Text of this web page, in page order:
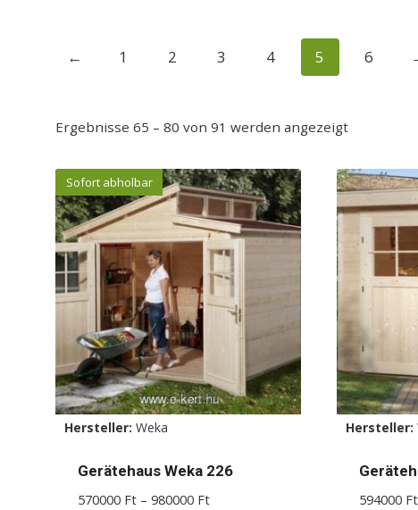
← 1 2 3 4 5 6
Ergebnisse 65 – 80 von 91 werden angezeigt
Sofort abholbar
Hersteller: Weka
Gerätehaus Weka 226
570000 Ft – 980000 FtPreisspanne:
Hersteller:
594000 Ft